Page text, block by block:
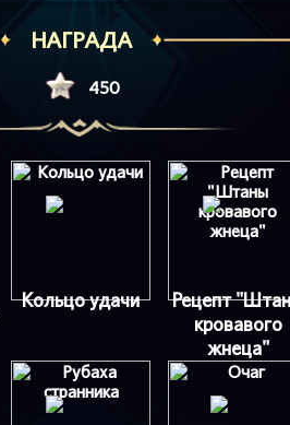
НАГРАДА
450
Кольцо удачи
Рецепт
кровавого
жнеца"